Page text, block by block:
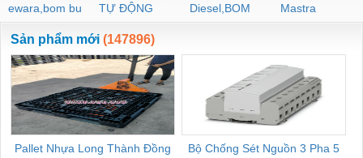
ewara,bom bu
ewara
TỰ ĐỘNG
Diesel,BOM
CHUA CHAY
Mastra
Sản phẩm mới (147896)
Pallet Nhựa Long Thành Đồng
Bộ Chống Sét Nguồn 3 Pha 5